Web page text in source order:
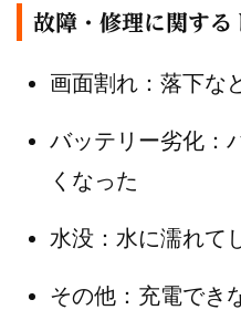
故障・修理に関する
画面割れ：落下な
バッテリー劣化：
くなった
水没：水に濡れて
その他：充電でき